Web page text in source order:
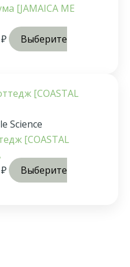
[JAMAICA ME
₽
Выберите
Science
[COASTAL
₽
Выберите